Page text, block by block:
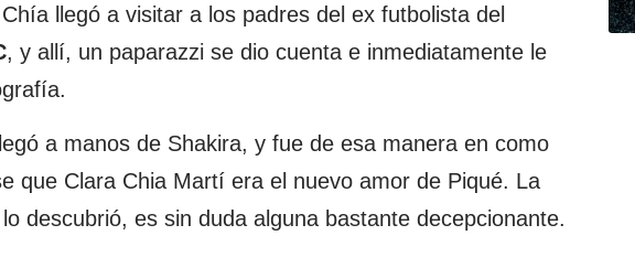
llegó a visitar a los padres del ex futbolista del
, y allí, un paparazzi se dio cuenta e inmediatamente le
a manos de Shakira, y fue de esa manera en como
que Clara Chia Martí era el nuevo amor de Piqué. La
descubrió, es sin duda alguna bastante decepcionante.